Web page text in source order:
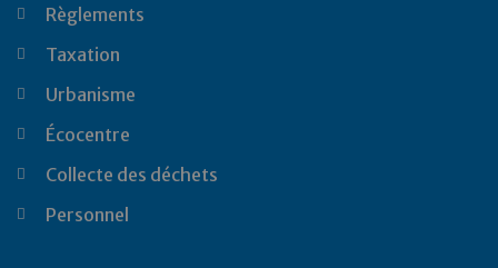
Règlements
Taxation
Urbanisme
Écocentre
Collecte des déchets
Personnel